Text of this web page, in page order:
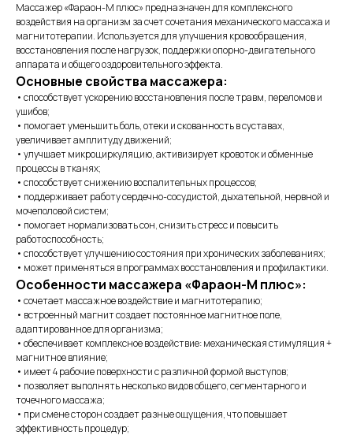
Массажер «Фараон-М плюс» предназначен для комплексного
воздействия на организм за счет сочетания механического массажа и
магнитотерапии. Используется для улучшения кровообращения,
восстановления после нагрузок, поддержки опорно-двигательного
аппарата и общего оздоровительного эффекта.
Основные свойства массажера:
• способствует ускорению восстановления после травм, переломов и
ушибов;
• помогает уменьшить боль, отеки и скованность в суставах,
увеличивает амплитуду движений;
• улучшает микроциркуляцию, активизирует кровоток и обменные
процессы в тканях;
• способствует снижению воспалительных процессов;
• поддерживает работу сердечно-сосудистой, дыхательной, нервной и
мочеполовой систем;
• помогает нормализовать сон, снизить стресс и повысить
работоспособность;
• способствует улучшению состояния при хронических заболеваниях;
• может применяться в программах восстановления и профилактики.
Особенности массажера «Фараон-М плюс»:
• сочетает массажное воздействие и магнитотерапию;
• встроенный магнит создает постоянное магнитное поле,
адаптированное для организма;
• обеспечивает комплексное воздействие: механическая стимуляция +
магнитное влияние;
• имеет 4 рабочие поверхности с различной формой выступов;
• позволяет выполнять несколько видов общего, сегментарного и
точечного массажа;
• при смене сторон создает разные ощущения, что повышает
эффективность процедур;